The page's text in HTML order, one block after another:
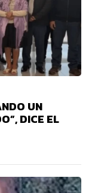
UN
DICE EL